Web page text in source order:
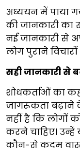
अध्ययन में पाया
की जानकारी
नई जानकारी से
लोग पुराने
सही जानकारी से
शोधकर्ताओं का
जागरूकता बढ़ाने
नहीं है कि लोगों
करने चाहिए।
कौन-से कदम